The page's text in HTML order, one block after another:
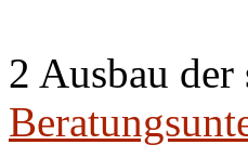
2 Ausbau der